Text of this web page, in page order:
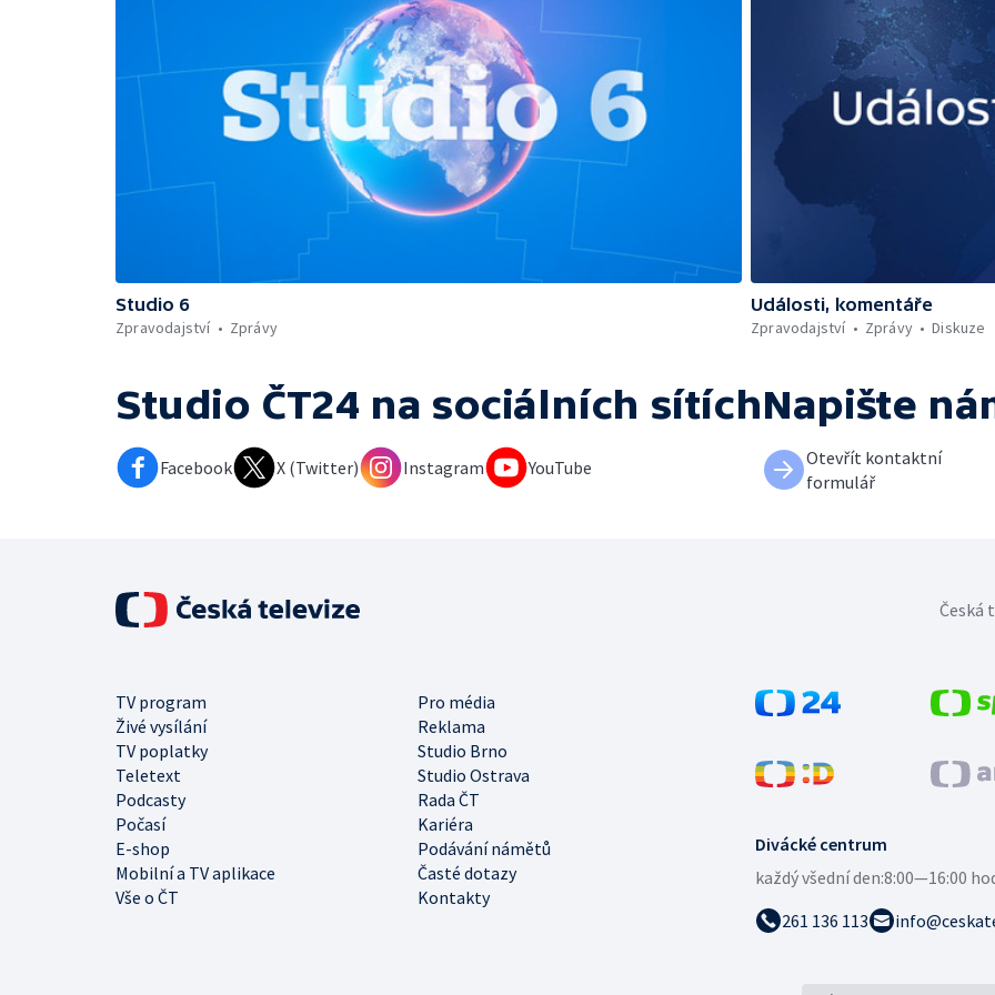
Studio 6
Zpravodajství
Zprávy
Události, komentáře
Zpravodajství
Zprávy Diskuze
Studio ČT24 na sociálních sítích
Facebook X (Twitter) Instagram YouTube
Napište
Otevřít kontaktní
formulář
Divácké centrum
každý všední den:8:00—16:00
261 136 113
TV program
Pro média
Živé vysílání
Reklama
TV poplatky
Studio Brno
Teletext
Studio Ostrava
Podcasty
Rada ČT
Počasí
Kariéra
E-shop
Podávání námětů
Mobilní a TV aplikace
Časté dotazy
Vše o ČT
Kontakty
Česká